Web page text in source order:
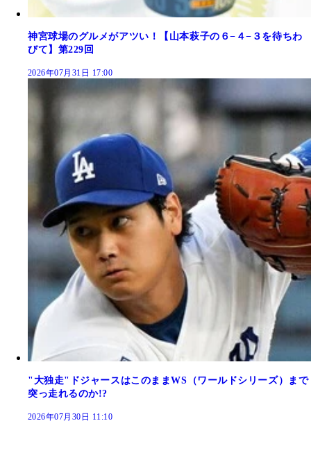
神宮球場のグルメがアツい！【山本萩子の６−４−３を待ちわ
びて】第229回
2026年07月31日 17:00
"大独走"ドジャースはこのままWS（ワールドシリーズ）まで
突っ走れるのか!?
2026年07月30日 11:10